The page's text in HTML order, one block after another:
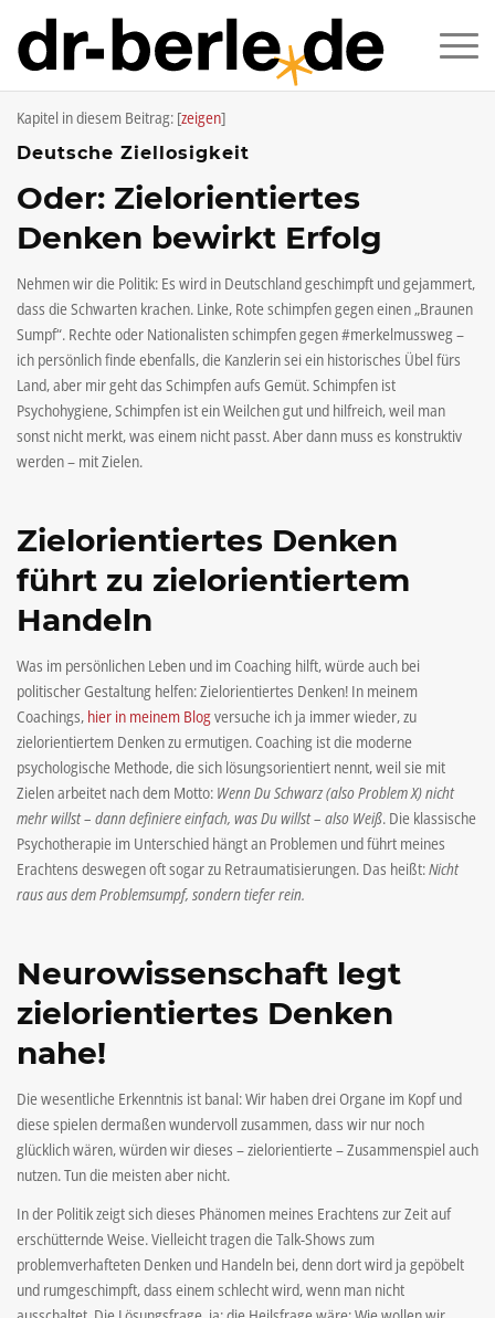
Kapitel in diesem Beitrag: [zeigen]
Deutsche Ziellosigkeit
Oder: Zielorientiertes
Denken bewirkt Erfolg
Nehmen wir die Politik: Es wird in Deutschland geschimpft und gejammert,
dass die Schwarten krachen. Linke, Rote schimpfen gegen einen „Braunen
Sumpf“. Rechte oder Nationalisten schimpfen gegen #merkelmussweg –
ich persönlich finde ebenfalls, die Kanzlerin sei ein historisches Übel fürs
Land, aber mir geht das Schimpfen aufs Gemüt. Schimpfen ist
Psychohygiene, Schimpfen ist ein Weilchen gut und hilfreich, weil man
sonst nicht merkt, was einem nicht passt. Aber dann muss es konstruktiv
werden – mit Zielen.
Zielorientiertes Denken
führt zu zielorientiertem
Handeln
Was im persönlichen Leben und im Coaching hilft, würde auch bei
politischer Gestaltung helfen: Zielorientiertes Denken! In meinem
Coachings, hier in meinem Blogversuche ich ja immer wieder, zu
zielorientiertem Denken zu ermutigen. Coaching ist die moderne
psychologische Methode, die sich lösungsorientiert nennt, weil sie mit
Zielen arbeitet nach dem Motto: Wenn Du Schwarz (also Problem X) nicht
mehr willst – dann definiere einfach, was Du willst – also Weiß. Die klassische
Psychotherapie im Unterschied hängt an Problemen und führt meines
Erachtens deswegen oft sogar zu Retraumatisierungen. Das heißt:Nicht
raus aus dem Problemsumpf, sondern tiefer rein.
Neurowissenschaft legt
zielorientiertes Denken
nahe!
Die wesentliche Erkenntnis ist banal: Wir haben drei Organe im Kopf und
diese spielen dermaßen wundervoll zusammen, dass wir nur noch
glücklich wären, würden wir dieses – zielorientierte – Zusammenspiel auch
nutzen. Tun die meisten aber nicht.
In der Politik zeigt sich dieses Phänomen meines Erachtens zur Zeit auf
erschütternde Weise. Vielleicht tragen die Talk-Shows zum
problemverhafteten Denken und Handeln bei, denn dort wird ja gepöbelt
und rumgeschimpft, dass einem schlecht wird, wenn man nicht